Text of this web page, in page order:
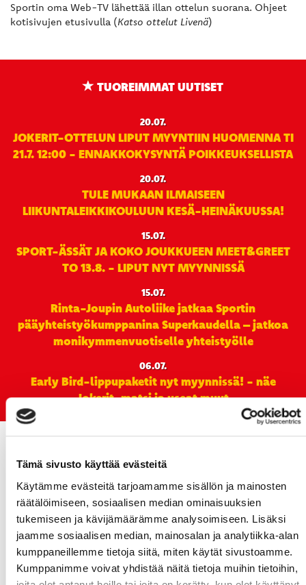
Tämä sivusto käyttää evästeitä
Käytämme evästeitä tarjoamamme sisällön ja mainosten
räätälöimiseen, sosiaalisen median ominaisuuksien
tukemiseen ja kävijämäärämme analysoimiseen. Lisäksi
jaamme sosiaalisen median, mainosalan ja analytiikka-alan
kumppaneillemme tietoja siitä, miten käytät sivustoamme.
Kumppanimme voivat yhdistää näitä tietoja muihin tietoihin,
Sportin oma Web-TV lähettää illan ottelun suorana. Ohjeet
kotisivujen etusivulla (Katso ottelut Livenä)
TUOREIMMAT UUTISET
20.07.
JOKERIT-OTTELUN LIPUT MYYNTIIN HUOMENNA TI
21.7. 12:00 - ENNAKKOKYSYNTÄ POIKKEUKSELLISTA
20.07.
TULE MUKAAN ILMAISEEN
LIIKUNTALEIKKIKOULUUN KESÄ-HEINÄKUUSSA!
15.07.
SPORT-ÄSSÄT JA KOKO JOUKKUEEN MEET&GREET
TO 13.8. - LIPUT NYT MYYNNISSÄ
15.07.
Rinta-Joupin Autoliike jatkaa Sportin
pääyhteistyökumppanina Superkaudella – jatkoa
monikymmenvuotiselle yhteistyölle
06.07.
Early Bird-lippupaketit nyt myynnissä! - näe
Jokerit-matsi ja useat muut